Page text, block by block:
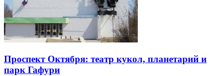
Проспект Октября: театр кукол, планетарий и
парк Гафури